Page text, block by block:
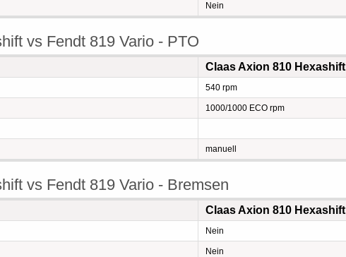
Nein
vs Fendt 819 Vario - PTO
Claas Axion 810 Hexashift
540 rpm
1000/1000 ECO rpm
manuell
vs Fendt 819 Vario - Bremsen
Claas Axion 810 Hexashift
Nein
Nein